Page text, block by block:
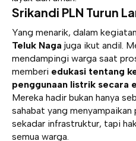
Srikandi PLN Turun
Yang menarik, dalam
Teluk Naga juga ikut andil.
mendampingi warga saat
memberi edukasi tentang
penggunaan listrik secara
Mereka hadir bukan hanya
sahabat yang menyampaikan
sekadar infrastruktur, tapi
semua warga.